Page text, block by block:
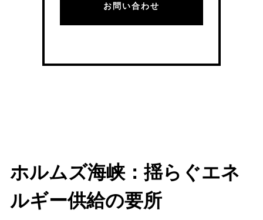
お問い合わせ
ホルムズ海峡：揺らぐエネ
ルギー供給の要所